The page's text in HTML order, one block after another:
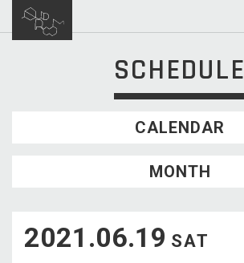
SCHEDULE
CALENDAR
WED
2
3 4 5
MONTH
2021.06.19 SAT